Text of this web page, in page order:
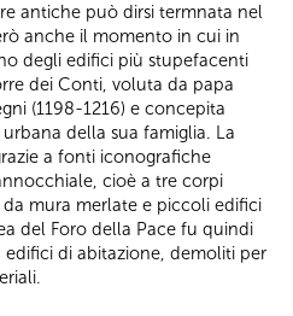
antiche può dirsi termnata nel
anche il momento in cui in
degli edifici più stupefacenti
dei Conti, voluta da papa
(1198-1216) e concepita
della sua famiglia. La
a fonti iconografiche
cioè a tre corpi
mura merlate e piccoli edifici
del Foro della Pace fu quindi
di abitazione, demoliti per